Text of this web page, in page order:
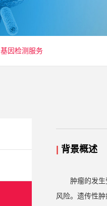
基因检测服务
| 背景概述
肿瘤的发
风险。遗传性